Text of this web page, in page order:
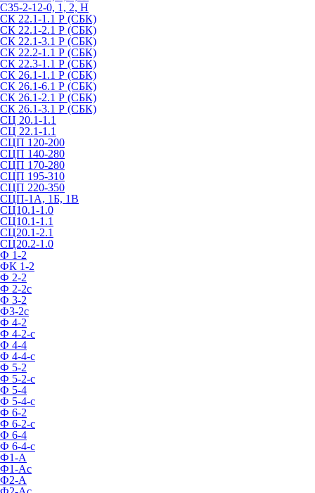
С35-2-12-0, 1, 2, Н
СК 22.1-1.1 Р (СБК)
СК 22.1-2.1 Р (СБК)
СК 22.1-3.1 Р (СБК)
СК 22.2-1.1 Р (СБК)
СК 22.3-1.1 Р (СБК)
СК 26.1-1.1 Р (СБК)
СК 26.1-6.1 Р (СБК)
СК 26.1-2.1 Р (СБК)
СК 26.1-3.1 Р (СБК)
СЦ 20.1-1.1
СЦ 22.1-1.1
СЦП 120-200
СЦП 140-280
СЦП 170-280
СЦП 195-310
СЦП 220-350
СЦП-1А, 1Б, 1В
СЦ10.1-1.0
СЦ10.1-1.1
СЦ20.1-2.1
СЦ20.2-1.0
Ф 1-2
ФК 1-2
Ф 2-2
Ф 2-2с
Ф 3-2
Ф3-2с
Ф 4-2
Ф 4-2-с
Ф 4-4
Ф 4-4-с
Ф 5-2
Ф 5-2-с
Ф 5-4
Ф 5-4-с
Ф 6-2
Ф 6-2-с
Ф 6-4
Ф 6-4-с
Ф1-А
Ф1-Ас
Ф2-А